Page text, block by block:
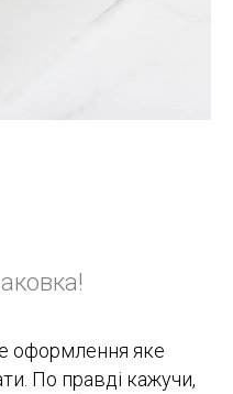
оформлення яке
По правді кажучи,